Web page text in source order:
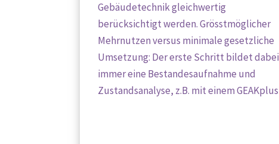
Gebäudetechnik gleichwertig
berücksichtigt werden. Grösstmöglicher
Mehrnutzen versus minimale gesetzliche
Umsetzung: Der erste Schritt bildet dabei
immer eine Bestandesaufnahme und
Zustandsanalyse, z.B. mit einem GEAKplus